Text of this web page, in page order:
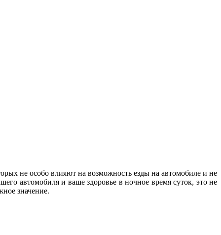
не особо влияют на возможность езды на автомобиле и не
автомобиля и ваше здоровье в ночное время суток, это не
значение.